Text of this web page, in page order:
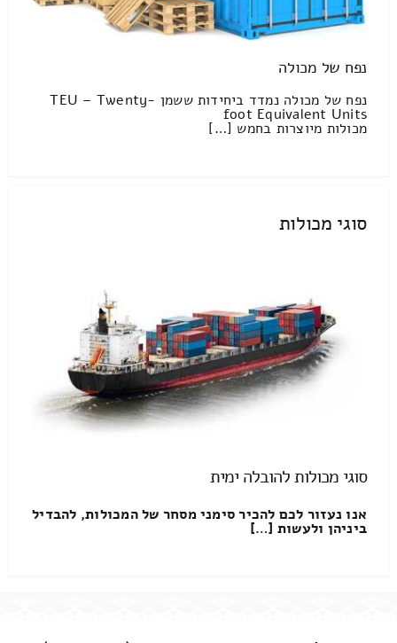
נפח של מכולה
נפח של מכולה נמדד ביחידות ששמן TEU – Twenty-
foot Equivalent Units
מכולות מיוצרות בחמש […]
סוגי מכולות
סוגי מכולות להובלה ימית
אנו נעזור לכם להכיר סימני מסחר של המכולות, להבדיל
ביניהן ולעשות […]